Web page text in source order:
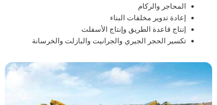
والركام
تدوير مخلفات البناء
قاعدة الطريق وإنتاج الأسفلت
الحجر الجيري والجرانيت والبازلت والخرسانة